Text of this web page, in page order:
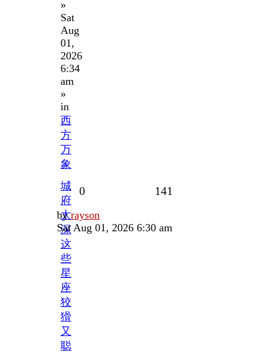
»
Sat
Aug
01,
2026
6:34
am
»
in
西
方
万
象
城
府
太
深
这
些
星
座
狡
猾
又
聪
0 141
Last
post
byrayson
Sat Aug 01, 2026 6:30 am